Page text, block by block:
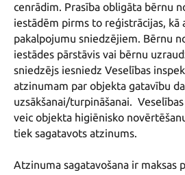
cenrādim. Prasība obligāta bērnu
iestādēm pirms to reģistrācijas, kā
pakalpojumu sniedzējiem. Bērnu
iestādes pārstāvis vai bērnu
sniedzējs iesniedz Veselības
atzinumam par objekta gatavību
uzsākšanai/turpināšanai.
veic objekta higiēnisko
tiek sagatavots atzinums.